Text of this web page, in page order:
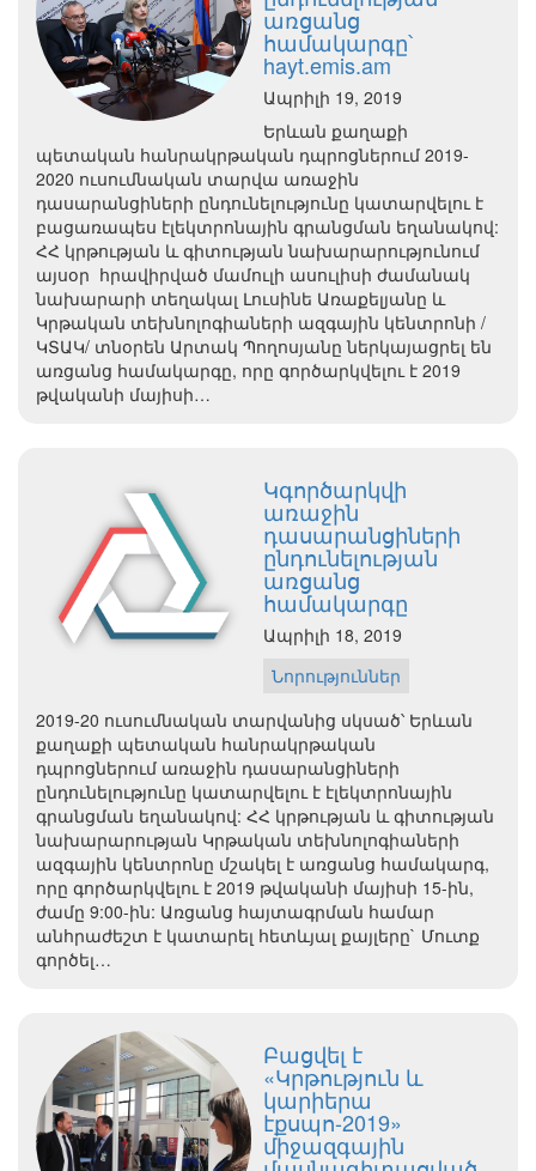
առցանց
համակարգը՝
hayt.emis.am
Ապրիլի 19, 2019
Երևան քաղաքի
պետական հանրակրթական դպրոցներում 2019-
2020 ուսումնական տարվա առաջին
դասարանցիների ընդունելությունը կատարվելու է
բացառապես էլեկտրոնային գրանցման եղանակով:
ՀՀ կրթության և գիտության նախարարությունում
այսօր հրավիրված մամուլի ասուլիսի ժամանակ
նախարարի տեղակալ Լուսինե Առաքելյանը և
Կրթական տեխնոլոգիաների ազգային կենտրոնի /
ԿՏԱԿ/ տնօրեն Արտակ Պողոսյանը ներկայացրել են
առցանց համակարգը, որը գործարկվելու է 2019
թվականի մայիսի…
Կգործարկվի
առաջին
դասարանցիների
ընդունելության
առցանց
համակարգը
Ապրիլի 18, 2019
Նորություններ
2019-20 ուսումնական տարվանից սկսած՝ Երևան
քաղաքի պետական հանրակրթական
դպրոցներում առաջին դասարանցիների
ընդունելությունը կատարվելու է էլեկտրոնային
գրանցման եղանակով: ՀՀ կրթության և գիտության
նախարարության Կրթական տեխնոլոգիաների
ազգային կենտրոնը մշակել է առցանց համակարգ,
որը գործարկվելու է 2019 թվականի մայիսի 15-ին,
ժամը 9:00-ին: Առցանց հայտագրման համար
անհրաժեշտ է կատարել հետևյալ քայլերը` Մուտք
գործել…
Բացվել է
«Կրթություն և
կարիերա
էքսպո-2019»
միջազգային